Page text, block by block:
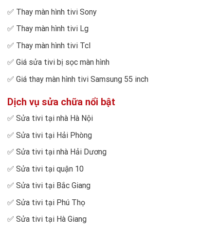
✅ Thay màn hình tivi Sony
✅ Thay màn hình tivi Lg
✅ Thay màn hình tivi Tcl
✅ Giá sửa tivi bị sọc màn hình
✅ Giá thay màn hình tivi Samsung 55 inch
Dịch vụ sửa chữa nổi bật
✅ Sửa tivi tại nhà Hà Nội
✅ Sửa tivi tại Hải Phòng
✅ Sửa tivi tại nhà Hải Dương
✅ Sửa tivi tại quận 10
✅ Sửa tivi tại Bắc Giang
✅ Sửa tivi tại Phú Thọ
✅ Sửa tivi tại Hà Giang